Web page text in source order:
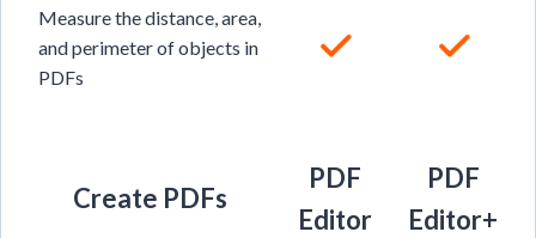
Measure the distance, area,
and perimeter of objects in
PDFs
Create PDFs
PDF
Editor
PDF
Editor+